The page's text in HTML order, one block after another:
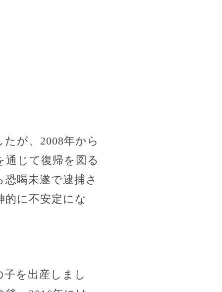
が、2008年から
じて復帰を図る
喝未遂で逮捕さ
に不安定にな
を出産しまし